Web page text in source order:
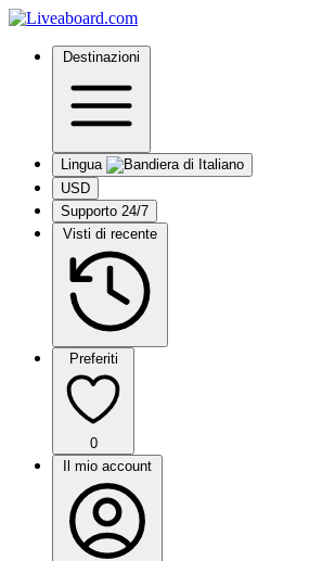
Destinazioni
Lingua
USD
Supporto 24/7
Visti di recente
Preferiti
0
Il mio account